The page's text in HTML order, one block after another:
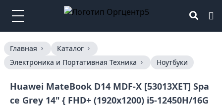
Главная
Каталог
Электроника и Портативная Техника
Ноутбуки
Huawei MateBook D14 MDF-X [53013XET] Spa
ce Grey 14" { FHD+ (1920x1200) i5-12450H/16G